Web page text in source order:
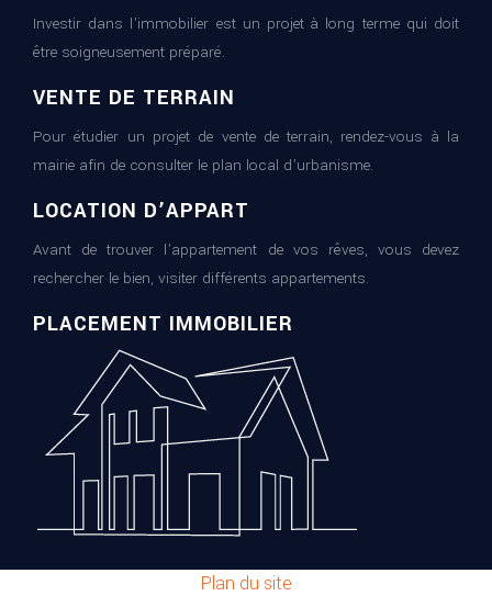
Investir dans l’immobilier est un projet à long terme qui doit
être soigneusement préparé.
VENTE DE TERRAIN
Pour étudier un projet de vente de terrain, rendez-vous à la
mairie afin de consulter le plan local d’urbanisme.
LOCATION D’APPART
Avant de trouver l’appartement de vos rêves, vous devez
rechercher le bien, visiter différents appartements.
PLACEMENT IMMOBILIER
Plan du site